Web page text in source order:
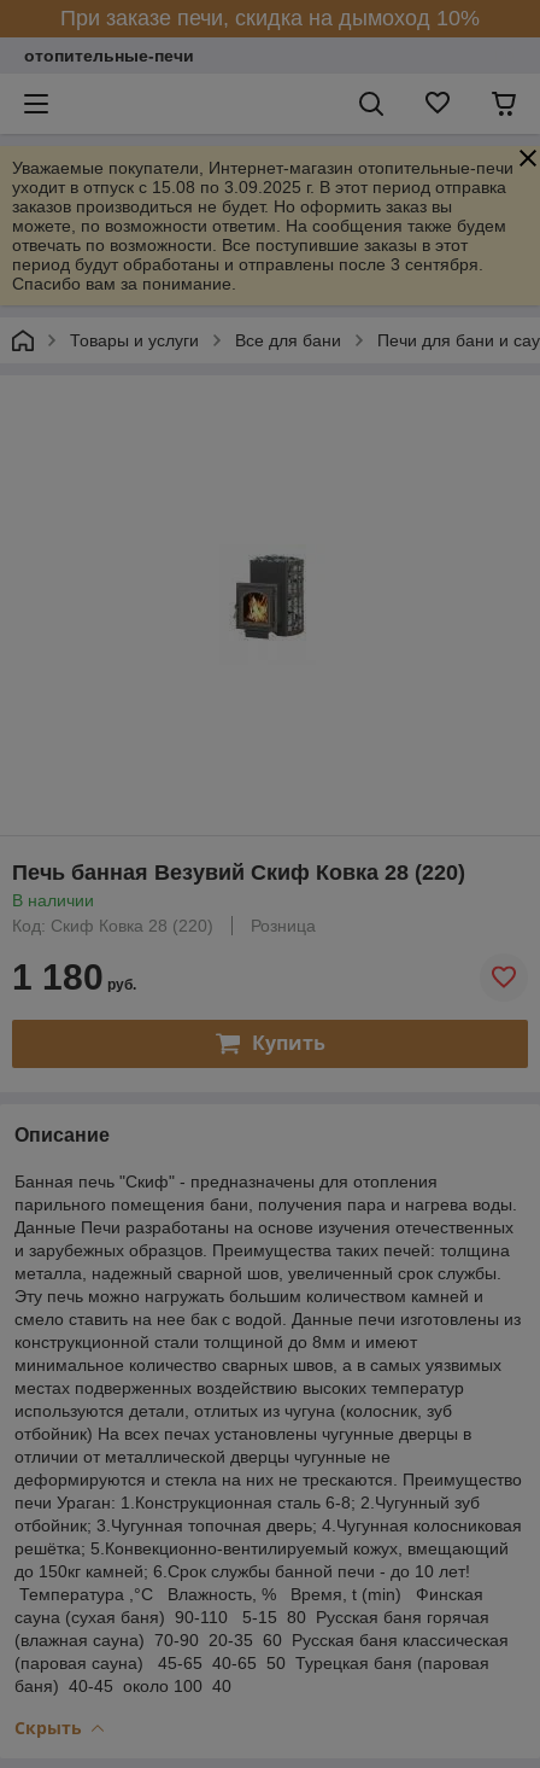
При заказе печи, скидка на дымоход 10%
отопительные-печи
Уважаемые покупатели, Интернет-магазин отопительные-печи
уходит в отпуск с 15.08 по 3.09.2025 г. В этот период отправка
заказов производиться не будет. Но оформить заказ вы
можете, по возможности ответим. На сообщения также будем
отвечать по возможности. Все поступившие заказы в этот
период будут обработаны и отправлены после 3 сентября.
Спасибо вам за понимание.
Товары и услуги Все для бани Печи для бани и
Печь банная Везувий Скиф Ковка 28 (220)
В наличии
Код: Скиф Ковка 28 (220)
Розница
1 180 руб.
Купить
Описание
Банная печь "Скиф" - предназначены для отопления
парильного помещения бани, получения пара и нагрева воды.
Данные Печи разработаны на основе изучения отечественных
и зарубежных образцов. Преимущества таких печей: толщина
металла, надежный сварной шов, увеличенный срок службы.
Эту печь можно нагружать большим количеством камней и
смело ставить на нее бак с водой. Данные печи изготовлены из
конструкционной стали толщиной до 8мм и имеют
минимальное количество сварных швов, а в самых уязвимых
местах подверженных воздействию высоких температур
используются детали, отлитых из чугуна (колосник, зуб
отбойник) На всех печах установлены чугунные дверцы в
отличии от металлической дверцы чугунные не
деформируются и стекла на них не трескаются. Преимущество
печи Ураган: 1.Конструкционная сталь 6-8; 2.Чугунный зуб
отбойник; 3.Чугунная топочная дверь; 4.Чугунная колосниковая
решётка; 5.Конвекционно-вентилируемый кожух, вмещающий
до 150кг камней; 6.Срок службы банной печи - до 10 лет!
Температура ,°С Влажность, % Время, t (min) Финская
сауна (сухая баня) 90-110 5-15 80 Русская баня горячая
(влажная сауна) 70-90 20-35 60 Русская баня классическая
(паровая сауна) 45-65 40-65 50 Турецкая баня (паровая
баня) 40-45 около 100 40
Скрыть